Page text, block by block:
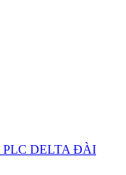
PLC DELTA ĐÀI